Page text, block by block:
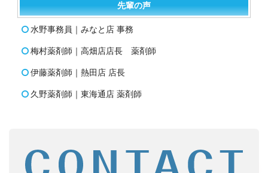
先輩の声
水野事務員｜みなと店 事務
梅村薬剤師｜高畑店店長 薬剤師
伊藤薬剤師｜熱田店 店長
久野薬剤師｜東海通店 薬剤師